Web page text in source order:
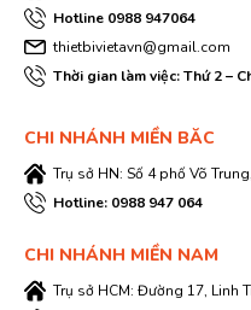
Hotline 0988 947064
thietbivietavn@gmail.com
Thời gian làm việc: Thứ 2 –
CHI NHÁNH MIỀN BĂC
Trụ sở HN: Số 4 phố Võ
Hotline: 0988 947 064
CHI NHÁNH MIỀN NAM
Trụ sở HCM: Đường 17, Linh